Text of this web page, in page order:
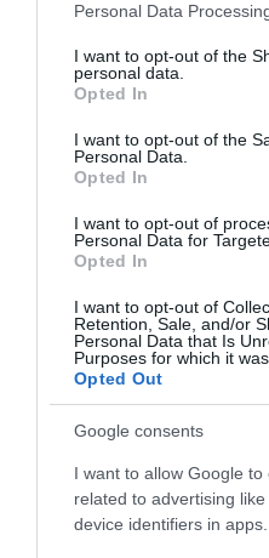
Please note that this
not limited to your visit or
grant or deny consent to
use your data for below
consent section.
Personal Data
I want to opt-out of the
personal data.
Opted In
I want to opt-out of the
Personal Data.
Opted In
I want to opt-out of
Personal Data for
Opted In
I want to opt-out of
Retention, Sale, and/or
Personal Data that Is
Purposes for which it
Opted Out
Google consents
I want to allow Google to
related to advertising
device identifiers in apps.
5.0
Összesen 1
3 0
2 0
Mi